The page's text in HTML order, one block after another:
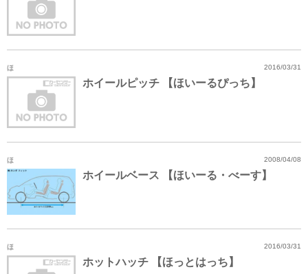
ほ 2016/03/31
ホイールピッチ 【ほいーるぴっち】
ほ 2008/04/08
ホイールベース 【ほいーる・べーす】
ほ 2016/03/31
ホットハッチ 【ほっとはっち】